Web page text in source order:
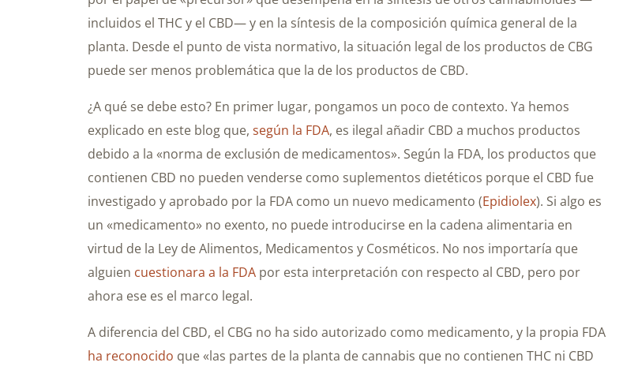
incluidos el THC y el CBD— y en la síntesis de la composición química general de la
planta. Desde el punto de vista normativo, la situación legal de los productos de CBG
puede ser menos problemática que la de los productos de CBD.
¿A qué se debe esto? En primer lugar, pongamos un poco de contexto. Ya hemos
explicado en este blog que, según la FDA, es ilegal añadir CBD a muchos productos
debido a la «norma de exclusión de medicamentos». Según la FDA, los productos que
contienen CBD no pueden venderse como suplementos dietéticos porque el CBD fue
investigado y aprobado por la FDA como un nuevo medicamento (Epidiolex). Si algo es
un «medicamento» no exento, no puede introducirse en la cadena alimentaria en
virtud de la Ley de Alimentos, Medicamentos y Cosméticos. No nos importaría que
alguien cuestionara a la FDA por esta interpretación con respecto al CBD, pero por
ahora ese es el marco legal.
A diferencia del CBD, el CBG no ha sido autorizado como medicamento, y la propia FDA
ha reconocido que «las partes de la planta de cannabis que no contienen THC ni CBD